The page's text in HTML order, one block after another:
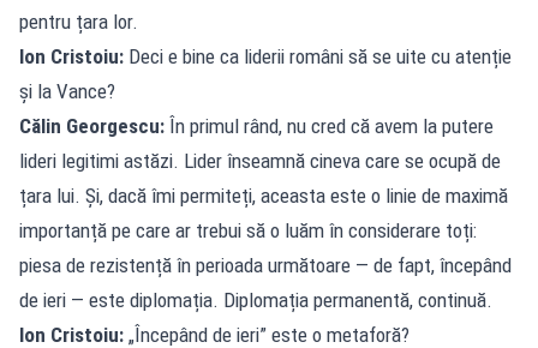
pentru țara lor.
Ion Cristoiu: Deci e bine ca liderii români să se uite cu atenție
și la Vance?
Călin Georgescu: În primul rând, nu cred că avem la putere
lideri legitimi astăzi. Lider înseamnă cineva care se ocupă de
țara lui. Și, dacă îmi permiteți, aceasta este o linie de maximă
importanță pe care ar trebui să o luăm în considerare toți:
piesa de rezistență în perioada următoare — de fapt, începând
de ieri — este diplomația. Diplomația permanentă, continuă.
Ion Cristoiu: „Începând de ieri” este o metaforă?